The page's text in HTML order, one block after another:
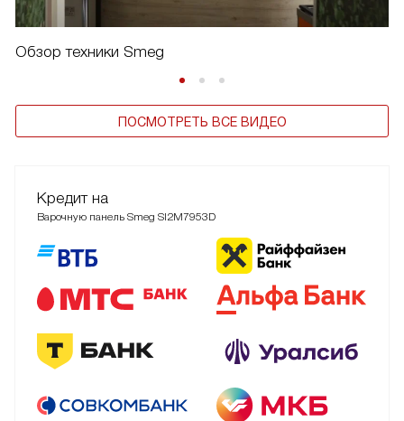
Обзор техники Smeg
ПОСМОТРЕТЬ ВСЕ ВИДЕО
Кредит на
Варочную панель Smeg SI2M7953D